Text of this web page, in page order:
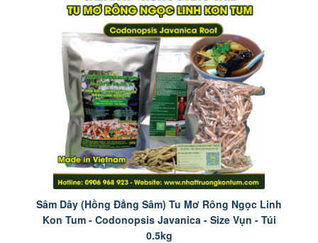
Sâm Dây (Hồng Đẳng Sâm) Tu Mơ Rông Ngọc Linh
Kon Tum - Codonopsis Javanica - Size Vụn - Túi
0.5kg